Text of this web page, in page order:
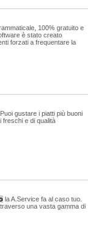
100% gratuito e
è stato creato
forzati a frequentare la
. Puoi gustare i piatti più buoni
freschi e di qualità
la A.Service fa al caso tuo.
una vasta gamma di